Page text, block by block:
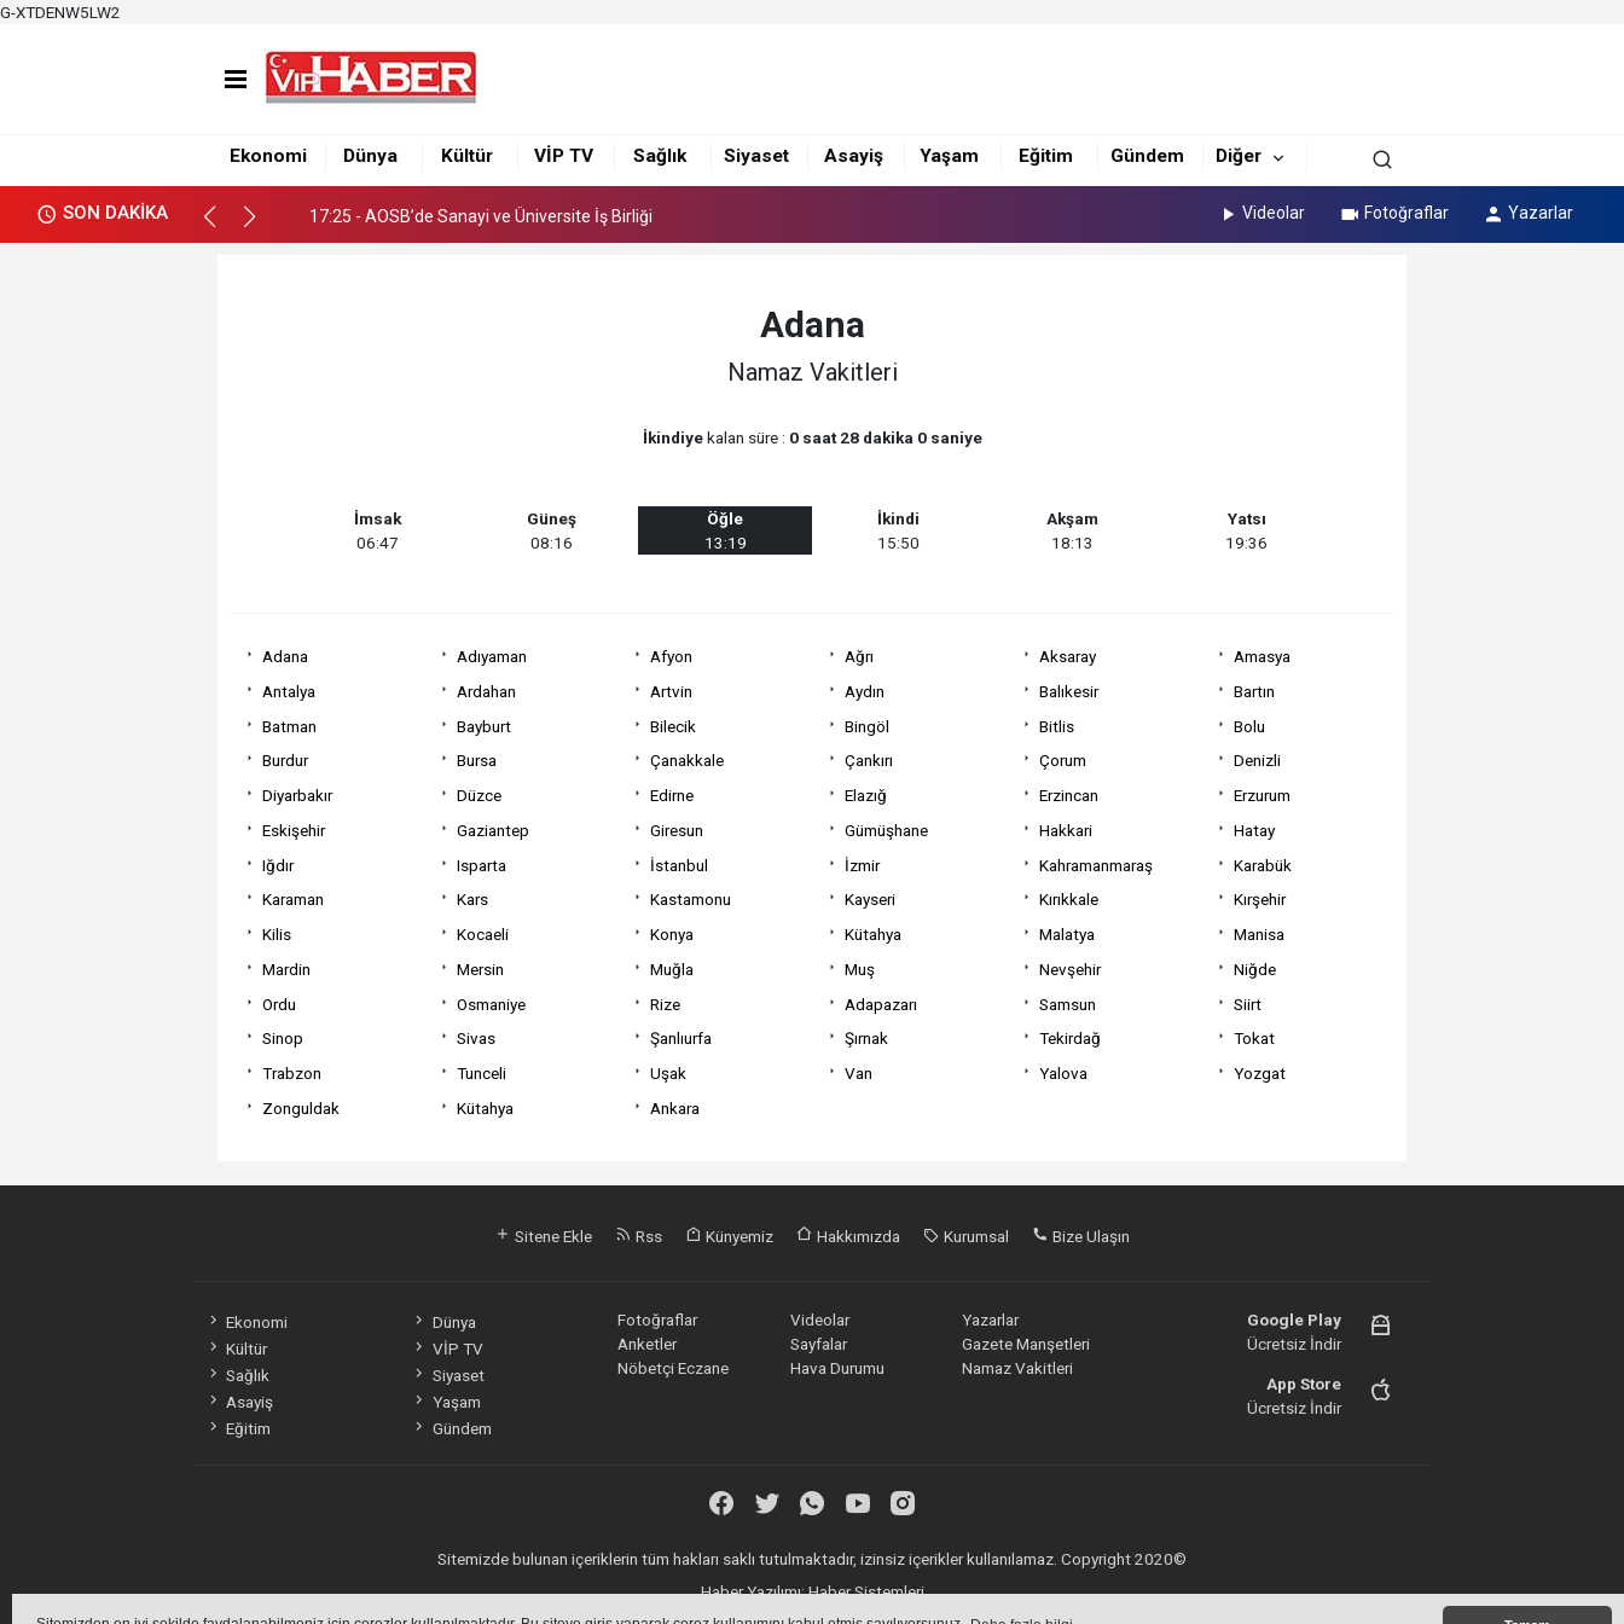
G-XTDENW5LW2
Ekonomi Dünya Kültür VİP TV Sağlık Siyaset Asayiş Yaşam Eğitim Gündem Diğer
SON DAKİKA
17:19 - Adana Altın Koza’dan Suna Selen, Macit Koper ve Aydın Sayman’a Emek Ödülü
17:19 - Adana Altın Koza’dan Suna Selen, Macit Koper ve Aydın Sayman’a Emek Ödülü
17:25 - AOSB’de Sanayi ve Üniversite İş Birliği Videolar Fotoğraflar Yazarlar
Adana
Namaz Vakitleri
İkindiyekalan süre : 0 saat 28 dakika 0 saniye
İmsak
06:47
Güneş
08:16
Öğle
13:19
İkindi
15:50
Akşam
18:13
Yatsı
19:36
Adana Adıyaman Afyon Ağrı Aksaray
Amasya
Antalya
Ardahan Artvin Aydın Balıkesir
Bartın
Batman
Bayburt Bilecik Bingöl Bitlis
Bolu
Burdur
Bursa Çanakkale Çankırı Çorum
Denizli
Diyarbakır
Düzce Edirne Elazığ Erzincan
Erzurum
Eskişehir
Gaziantep Giresun Gümüşhane Hakkari
Hatay
Iğdır
Isparta İstanbul İzmir Kahramanmaraş
Karabük
Karaman
Kars Kastamonu Kayseri Kırıkkale
Kırşehir
Kilis
Kocaeli Konya Kütahya Malatya
Manisa
Mardin
Mersin Muğla Muş Nevşehir
Niğde
Ordu
Osmaniye Rize Adapazarı Samsun
Siirt
Sinop
Sivas Şanlıurfa Şırnak Tekirdağ
Tokat
Trabzon
Tunceli Uşak Van Yalova
Yozgat
Zonguldak
Kütahya Ankara
Sitene Ekle Rss Künyemiz Hakkımızda Kurumsal Bize Ulaşın
Ekonomi
Dünya
Kültür
VİP TV
Sağlık
Siyaset
Asayiş
Yaşam
Eğitim
Gündem
Fotoğraflar Videolar
Yazarlar
Anketler
Sayfalar
Gazete Manşetleri
Nöbetçi Eczane
Hava Durumu Namaz Vakitleri
Google Play
Ücretsiz İndir
App Store
Ücretsiz İndir
Sitemizde bulunan içeriklerin tüm hakları saklı tutulmaktadır, izinsiz içerikler kullanılamaz. Copyright 2020©
Haber Yazılımı:Haber Sistemleri